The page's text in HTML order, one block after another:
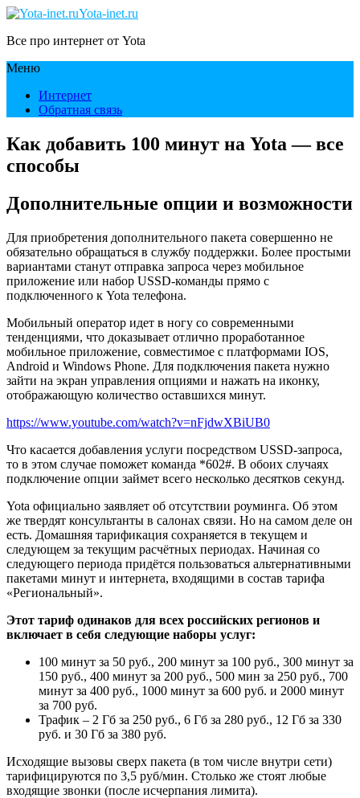
Yota-inet.ru
Все про интернет от Yota
Меню
Интернет
Обратная связь
Как добавить 100 минут на Yota — все
способы
Дополнительные опции и возможности
Для приобретения дополнительного пакета совершенно не
обязательно обращаться в службу поддержки. Более простыми
вариантами станут отправка запроса через мобильное
приложение или набор USSD-команды прямо с
подключенного к Yota телефона.
Мобильный оператор идет в ногу со современными
тенденциями, что доказывает отлично проработанное
мобильное приложение, совместимое с платформами IOS,
Android и Windows Phone. Для подключения пакета нужно
зайти на экран управления опциями и нажать на иконку,
отображающую количество оставшихся минут.
https://www.youtube.com/watch?v=nFjdwXBiUB0
Что касается добавления услуги посредством USSD-запроса,
то в этом случае поможет команда *602#. В обоих случаях
подключение опции займет всего несколько десятков секунд.
Yota официально заявляет об отсутствии роуминга. Об этом
же твердят консультанты в салонах связи. Но на самом деле он
есть. Домашняя тарификация сохраняется в текущем и
следующем за текущим расчётных периодах. Начиная со
следующего периода придётся пользоваться альтернативными
пакетами минут и интернета, входящими в состав тарифа
«Региональный».
Этот тариф одинаков для всех российских регионов и
включает в себя следующие наборы услуг:
100 минут за 50 руб., 200 минут за 100 руб., 300 минут за
150 руб., 400 минут за 200 руб., 500 мин за 250 руб., 700
минут за 400 руб., 1000 минут за 600 руб. и 2000 минут
за 700 руб.
Трафик – 2 Гб за 250 руб., 6 Гб за 280 руб., 12 Гб за 330
руб. и 30 Гб за 380 руб.
Исходящие вызовы сверх пакета (в том числе внутри сети)
тарифицируются по 3,5 руб/мин. Столько же стоят любые
входящие звонки (после исчерпания лимита).